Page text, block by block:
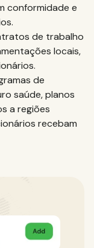
conformidade e
de trabalho
locais,
de
saúde, planos
a regiões
recebam